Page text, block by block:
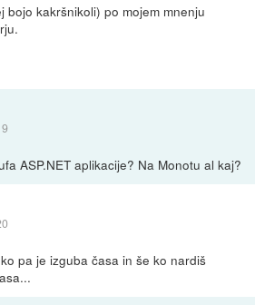
bojo kakršnikoli) po mojem mnenju
ASP.NET aplikacije? Na Monotu al kaj?
pa je izguba časa in še ko nardiš